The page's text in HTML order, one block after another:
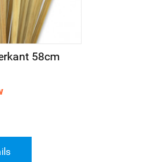
58cm